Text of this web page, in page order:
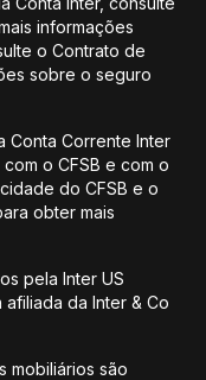
informações
o Contrato de
sobre o seguro
Conta Corrente Inter
o CFSB e com o
do CFSB e o
obter mais
pela Inter US
afiliada da Inter & Co
mobiliários são